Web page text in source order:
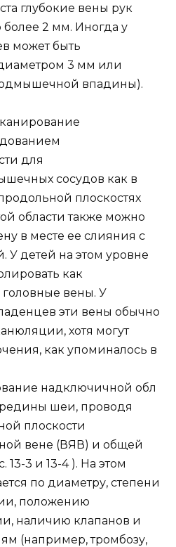
глубокие вены рук
2 мм. Иногда у
может быть
3 мм или
впадины).
для
сосудов как в
плоскостях
области также можно
в месте ее слияния с
детей на этом уровне
как
вены. У
эти вены обычно
хотя могут
как упоминалось в
надключичной обл
шеи, проводя
плоскости
вене (ВЯВ) и общей
3 и 13-4 ). На этом
по диаметру, степени
положению
наличию клапанов и
(например, тромбозу,